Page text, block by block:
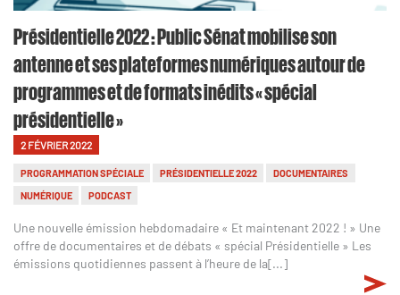
Présidentielle 2022 : Public Sénat mobilise son
antenne et ses plateformes numériques autour de
programmes et de formats inédits « spécial
présidentielle »
2 FÉVRIER 2022
PROGRAMMATION SPÉCIALE PRÉSIDENTIELLE 2022
DOCUMENTAIRES
NUMÉRIQUE
PODCAST
Une nouvelle émission hebdomadaire « Et maintenant 2022 ! » Une
offre de documentaires et de débats « spécial Présidentielle » Les
émissions quotidiennes passent à l’heure de la[...]